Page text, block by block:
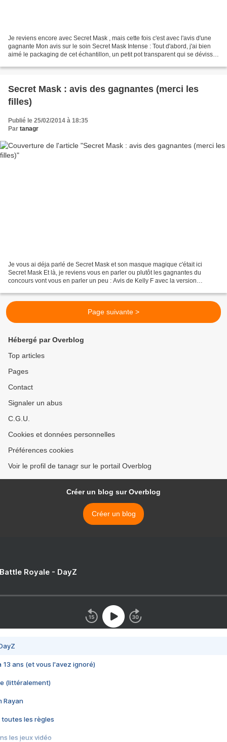
Je reviens encore avec Secret Mask , mais cette fois c'est avec l'avis d'une
gagnante Mon avis sur le soin Secret Mask Intense : Tout d'abord, j'ai bien
aimé le packaging de cet échantillon, un petit pot transparent qui se dévisse,
Secret Mask : avis des gagnantes (merci les
filles)
Publié le 25/02/2014 à 18:35
Par tanagr
Je vous ai déja parlé de Secret Mask et son masque magique c'était ici
Secret Mask Et là, je reviens vous en parler ou plutôt les gagnantes du
concours vont vous en parler un peu : Avis de Kelly F avec la version
Page suivante >
Hébergé par Overblog
Top articles
Pages
Contact
Signaler un abus
C.G.U.
Cookies et données personnelles
Préférences cookies
Voir le profil de tanagr sur le portail Overblog
Créer un blog sur Overblog
Créer un blog
Royale - DayZ
13 ans (et vous l'avez ignoré)
(littéralement)
Rayan
toutes les règles
les jeux vidéo